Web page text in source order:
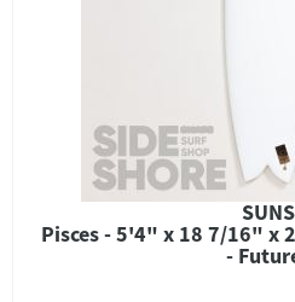
SUNS
Pisces - 5'4" x 18 7/16" x
-